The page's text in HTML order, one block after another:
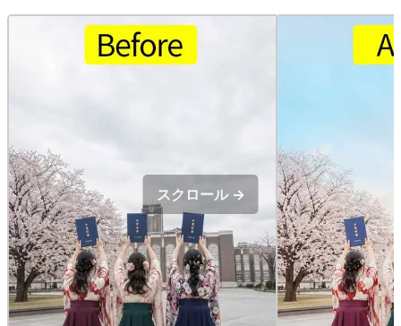
スクロール →